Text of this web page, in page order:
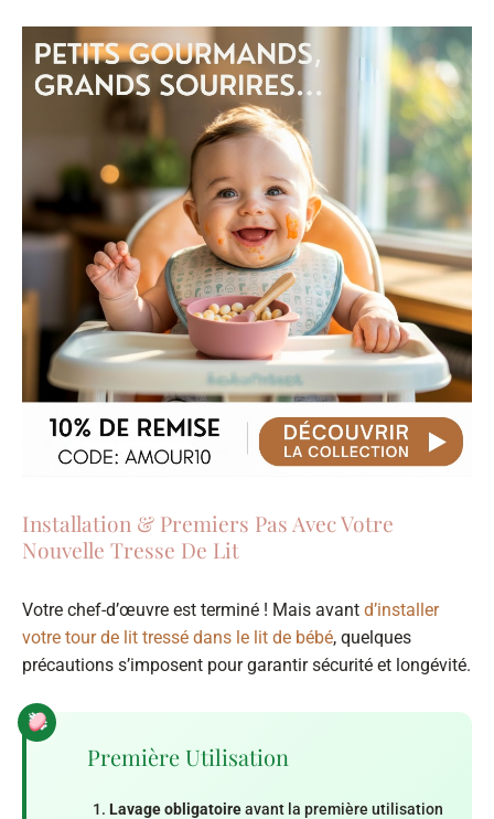
Installation & Premiers Pas Avec Votre
Nouvelle Tresse De Lit
Votre chef-d’œuvre est terminé ! Mais avant d’installer
votre tour de lit tressé dans le lit de bébé, quelques
précautions s’imposent pour garantir sécurité et longévité.
Première Utilisation
Lavage obligatoireavant la première utilisation